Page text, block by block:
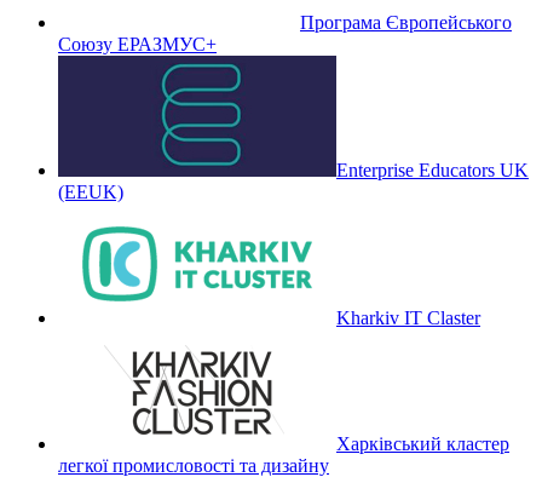
Програма Європейського
Союзу ЕРАЗМУС+
Enterprise Educators UK
(EEUK)
Kharkiv IT Claster
Харківський кластер
легкої промисловості та дизайну